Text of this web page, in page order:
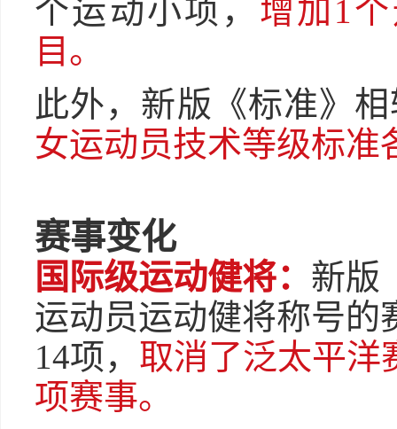
个运动小项， 增加1
目。
此外，新版《标准》
女运动员技术等级标准
赛事变化
国际级运动健将： 新版
运动员运动健将称号的
14项， 取消了泛太平洋
项赛事。